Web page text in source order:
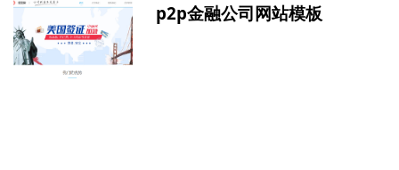
p2p金融公司网站模板